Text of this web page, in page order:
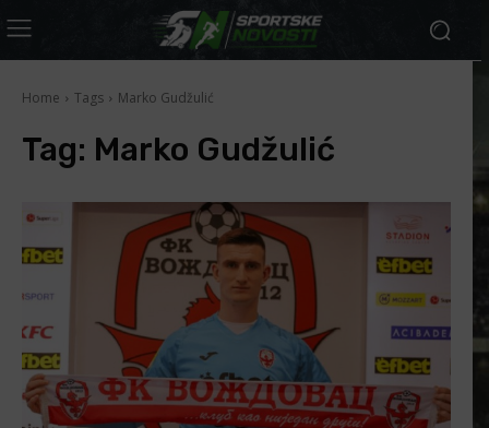
Home Tags Marko Gudžulić
Tag: Marko Gudžulić